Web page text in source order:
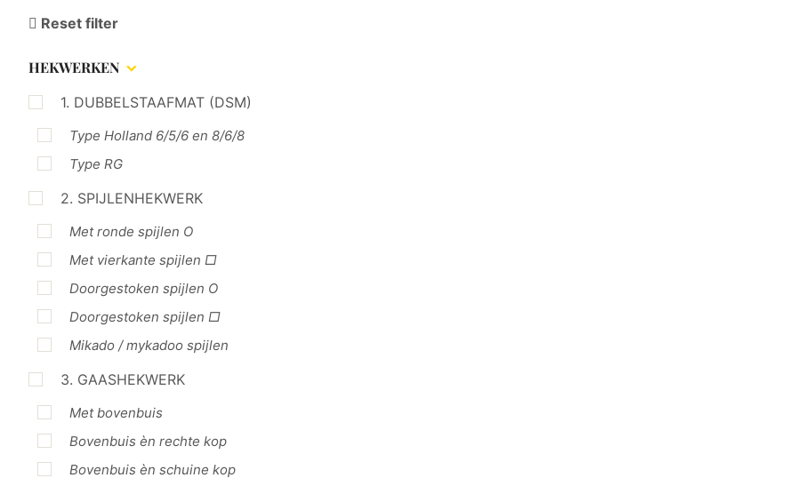
Reset filter
HEKWERKEN
1. DUBBELSTAAFMAT (DSM)
Type Holland 6/5/6 en 8/6/8
Type RG
2. SPIJLENHEKWERK
Met ronde spijlen O
Met vierkante spijlen □
Doorgestoken spijlen O
Doorgestoken spijlen □
Mikado / mykadoo spijlen
3. GAASHEKWERK
Met bovenbuis
Bovenbuis èn rechte kop
Bovenbuis èn schuine kop